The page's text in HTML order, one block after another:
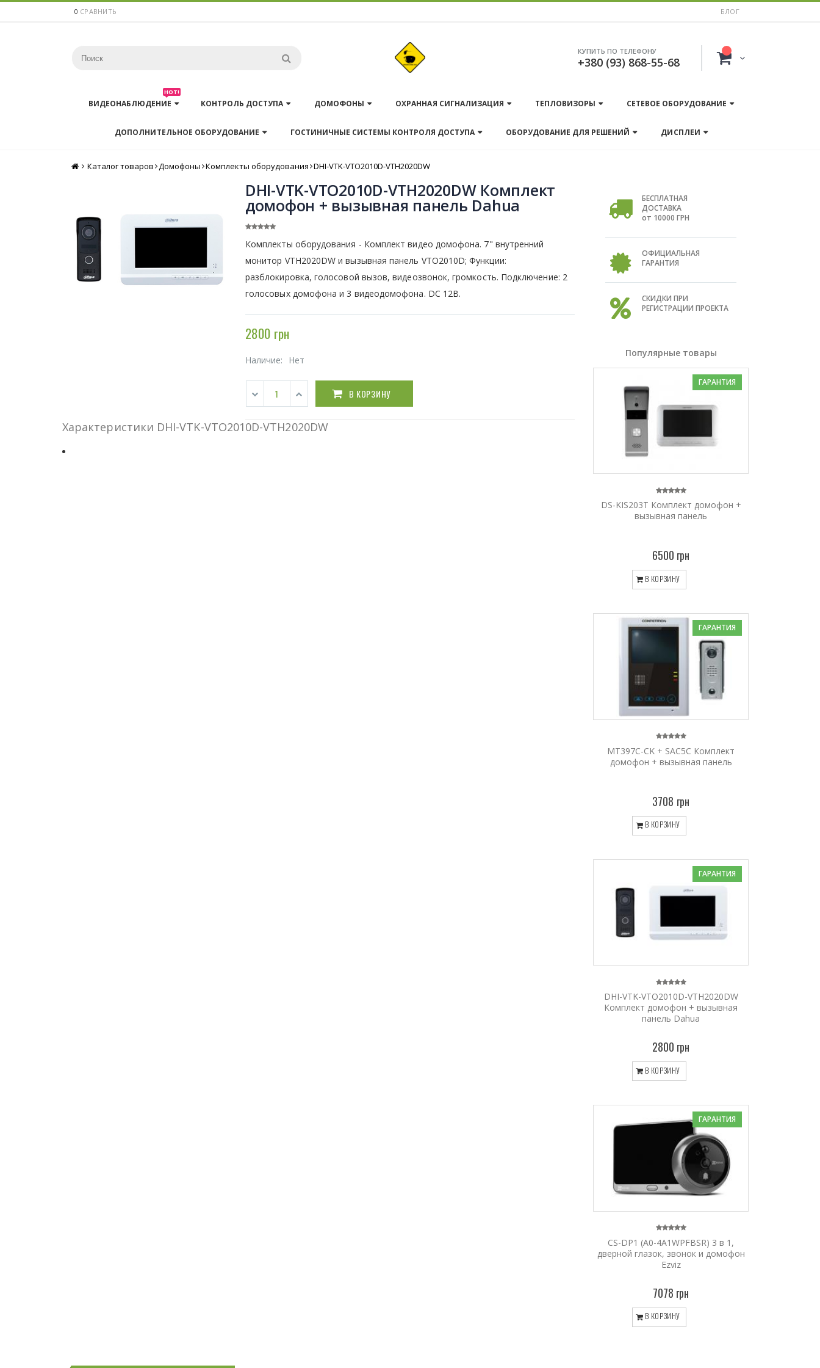
0 СРАВНИТЬ БЛОГ
КУПИТЬ ПО ТЕЛЕФОНУ
+380 (93) 868-55-68
ВИДЕОНАБЛЮДЕНИЕ
HOT!
КОНТРОЛЬ ДОСТУПА ДОМОФОНЫ ОХРАННАЯ СИГНАЛИЗАЦИЯ ТЕПЛОВИЗОРЫ СЕТЕВОЕ ОБОРУДОВАНИЕ
ДОПОЛНИТЕЛЬНОЕ ОБОРУДОВАНИЕ ГОСТИНИЧНЫЕ СИСТЕМЫ КОНТРОЛЯ ДОСТУПА ОБОРУДОВАНИЕ ДЛЯ РЕШЕНИЙ ДИСПЛЕИ
Главная
Каталог товаров Домофоны Комплекты оборудования DHI-VTK-VTO2010D-VTH2020DW
DHI-VTK-VTO2010D-VTH2020DW Комплект
домофон + вызывная панель Dahua
Комплекты оборудования - Комплект видео домофона. 7" внутренний
монитор VTH2020DW и вызывная панель VTO2010D; Функции:
разблокировка, голосовой вызов, видеозвонок, громкость. Подключение: 2
голосовых домофона и 3 видеодомофона. DC 12В.
2800 грн
Наличие: Нет
В КОРЗИНУ
Характеристики DHI-VTK-VTO2010D-VTH2020DW
БЕСПЛАТНАЯ
ДОСТАВКА
от 10000 ГРН
ОФИЦИАЛЬНАЯ
ГАРАНТИЯ
СКИДКИ ПРИ
РЕГИСТРАЦИИ ПРОЕКТА
Популярные товары
ГАРАНТИЯ
DS-KIS203T Комплект домофон +
вызывная панель
6500 грн
В КОРЗИНУ
ГАРАНТИЯ
MT397C-CK + SAC5C Комплект
домофон + вызывная панель
3708 грн
В КОРЗИНУ
ГАРАНТИЯ
DHI-VTK-VTO2010D-VTH2020DW
Комплект домофон + вызывная
панель Dahua
2800 грн
В КОРЗИНУ
ГАРАНТИЯ
CS-DP1 (A0-4A1WPFBSR) 3 в 1,
дверной глазок, звонок и домофон
Ezviz
7078 грн
В КОРЗИНУ